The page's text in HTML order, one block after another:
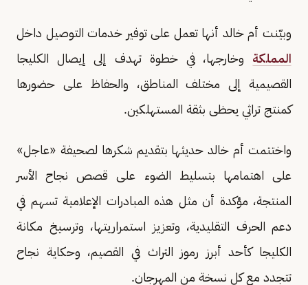
وبيّنت أم خالد أنها تعمل على توفير خدمات التوصيل داخل
المملكة وخارجها، في خطوة تهدف إلى إيصال الكليجا
القصيمية إلى مختلف المناطق، والحفاظ على حضورها
كمنتج تراثي يحظى بثقة المستهلكين.
واختتمت أم خالد حديثها بتقديم شكرها لصحيفة «عاجل»
على اهتمامها بتسليط الضوء على قصص نجاح الأسر
المنتجة، مؤكدة أن مثل هذه المبادرات الإعلامية تسهم في
دعم الحرف التقليدية، وتعزيز استمراريتها، وترسيخ مكانة
الكليجا كأحد أبرز رموز التراث في القصيم، وحكاية نجاح
تتجدد مع كل نسخة من المهرجان.